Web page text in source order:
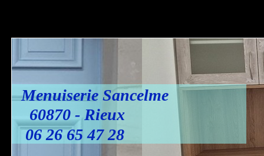
Menuiserie Sancelme
60870 - Rieux
06 26 65 47 28